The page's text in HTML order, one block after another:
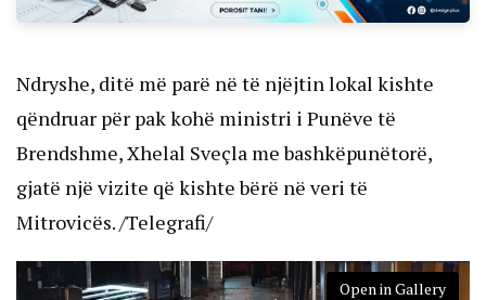
Ndryshe, ditë më parë në të njëjtin lokal kishte
qëndruar për pak kohë ministri i Punëve të
Brendshme, Xhelal Sveçla me bashkëpunëtorë,
gjatë një vizite që kishte bërë në veri të
Mitrovicës. /Telegrafi/
Open in Gallery